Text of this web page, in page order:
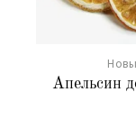
Апельсин